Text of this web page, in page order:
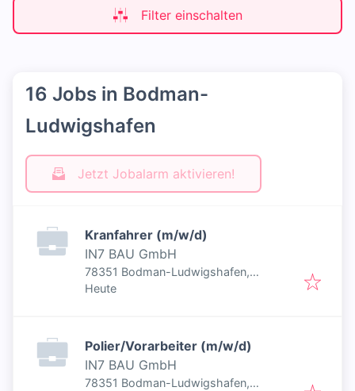
Filter einschalten
16 Jobs in Bodman-
Ludwigshafen
Jetzt Jobalarm aktivieren!
Kranfahrer (m/w/d)
IN7 BAU GmbH
78351 Bodman-Ludwigshafen,
Deutschland
Veröffentlicht
Heute
Polier/Vorarbeiter (m/w/d)
IN7 BAU GmbH
78351 Bodman-Ludwigshafen,